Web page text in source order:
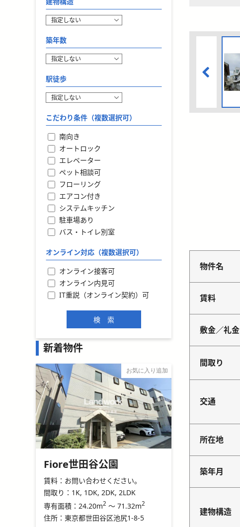
物件名
賃料
敷金／礼金
間取り
交通
所在地
築年月
建物構造
築年数
駅徒歩
こだわり条件（複数選択可）
南向き
オートロック
エレベーター
ペット相談可
フローリング
エアコン付き
システムキッチン
駐車場あり
バス・トイレ別室
オンライン対応（複数選択可）
オンライン接客可
オンライン内見可
IT重説（オンライン契約）可
新着物件
お気に入り追加
Fiore世田谷公園
賃料： お問い合わせください。
間取り： 1K, 1DK, 2DK, 2LDK
専有面積： 24.20m2 ～ 71.32m2
住所： 東京都世田谷区池尻1-8-5